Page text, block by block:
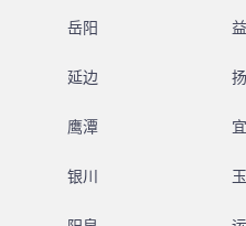
岳阳
延边
鹰潭
银川